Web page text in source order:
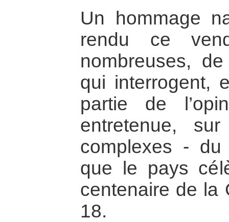
Un hommage
rendu ce
nombreuses,
qui interrogent,
partie de
entretenue,
complexes -
que le pays
centenaire de la
18.